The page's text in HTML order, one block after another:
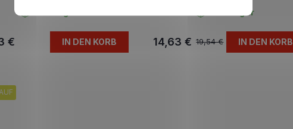
€ IN DEN KORB
Auf Lager
19,54 €
14,63 € IN DEN KORB